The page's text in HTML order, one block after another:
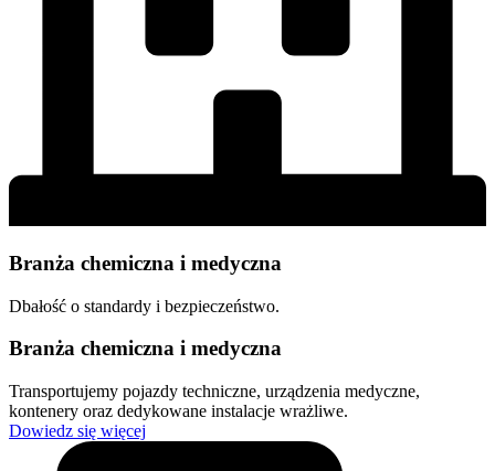
Branża chemiczna i medyczna
Dbałość o standardy i bezpieczeństwo.
Branża chemiczna i medyczna
Transportujemy pojazdy techniczne, urządzenia medyczne,
kontenery oraz dedykowane instalacje wrażliwe.
Dowiedz się więcej